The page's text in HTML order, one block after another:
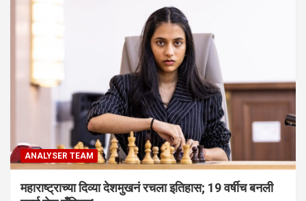
ANALYSER TEAM
महाराष्ट्राच्या दिव्या देशमुखनं रचला इतिहास; 19 वर्षीच बनली